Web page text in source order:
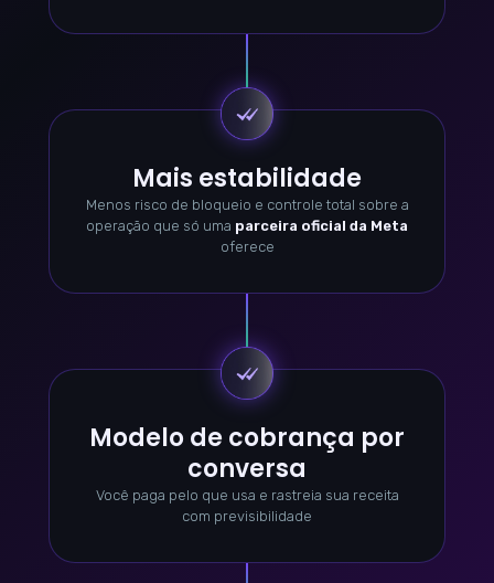
Mais estabilidade
Menos risco de bloqueio e controle total sobre a
operação que só uma parceira oficial da Meta
oferece
Modelo de cobrança por
conversa
Você paga pelo que usa e rastreia sua receita
com previsibilidade